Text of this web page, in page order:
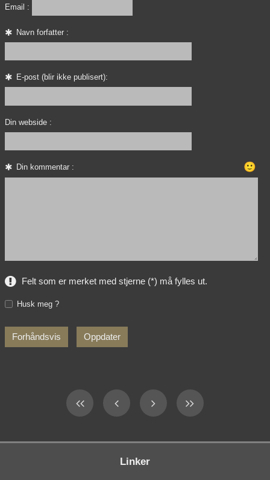
Email :
Navn forfatter :
E-post (blir ikke publisert):
Din webside :
Din kommentar : 🙂
Felt som er merket med stjerne (*) må fylles ut.
Husk meg ?
Linker